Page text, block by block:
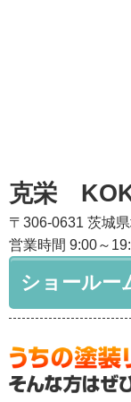
克栄
〒306-0631 茨城
営業時間 9:00～
ショールー